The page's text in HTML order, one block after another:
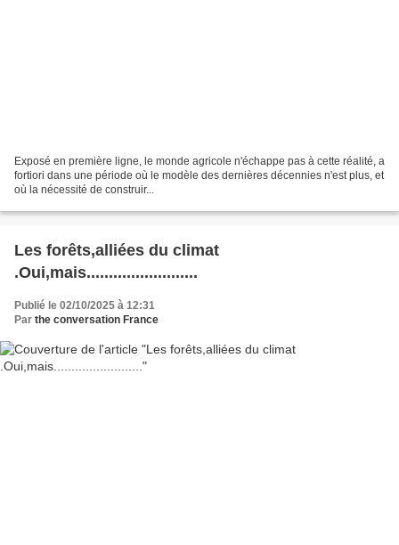
Exposé en première ligne, le monde agricole n'échappe pas à cette réalité, a
fortiori dans une période où le modèle des dernières décennies n'est plus, et
où la nécessité de construir...
Les forêts,alliées du climat
.Oui,mais.........................
Publié le 02/10/2025 à 12:31
Par the conversation France